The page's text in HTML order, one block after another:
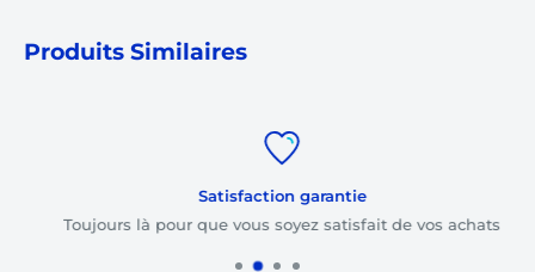
lendemain.
gratuits
Les frais de livraison sont à partir de
35 dirhams
selon le
Produits Similaires
Satisfaction garantie
Toujours là pour que vous soyez satisfait de vos achats